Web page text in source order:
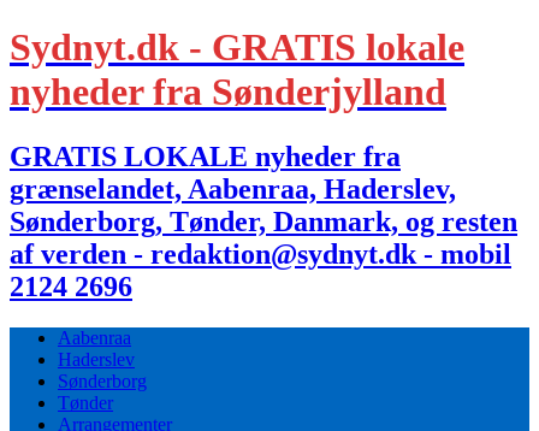
Sydnyt.dk - GRATIS lokale
nyheder fra Sønderjylland
GRATIS LOKALE nyheder fra
grænselandet, Aabenraa, Haderslev,
Sønderborg, Tønder, Danmark, og resten
af verden - redaktion@sydnyt.dk - mobil
2124 2696
Aabenraa
Haderslev
Sønderborg
Tønder
Arrangementer